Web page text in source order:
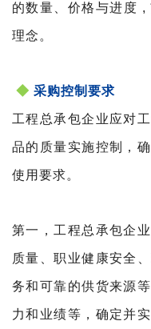
的数量、价格与进度 ,
理念。
◆ 采购控制要求
工程总承包企业应对
品的质量实施控制，
使用要求。
第一，工程总承包企
质量、职业健康安全
务和可靠的供货来源
力和业绩等，确定并